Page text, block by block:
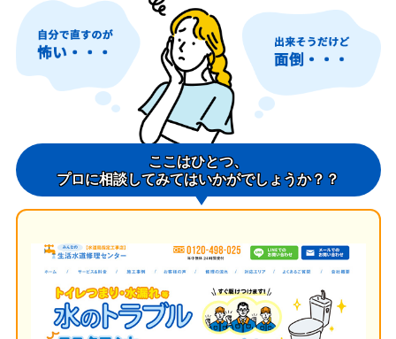
ここはひとつ、
プロに相談してみてはいかがでしょうか？？